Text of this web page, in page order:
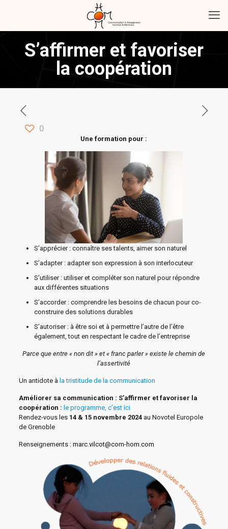
S’affirmer et favoriser
la coopération
0
Une formation pour :
S’apprécier : connaître ses talents, aimer son naturel
S’adapter : adapter son expression à son interlocuteur
S’utiliser : utiliser et compléter son naturel pour répondre
aux différentes situations
S’accorder : comprendre les besoins de chacun pour co-
construire des solutions durables
S’autoriser : à être soi et à permettre l’autre de l’être
également, tout en respectant le cadre de l’entreprise
Parce que entre « non dit » et « franc parler » existe le chemin de
l’assertivité
Un antidote à la tristitude de la communication
Améliorer sa communication : S’affirmer et favoriser la
coopération : le programme, c’est ici
Rendez-vous les 14 & 15 novembre 2024au Novotel Europole
de Grenoble
Renseignements : marc.vilcot@com-hom.com